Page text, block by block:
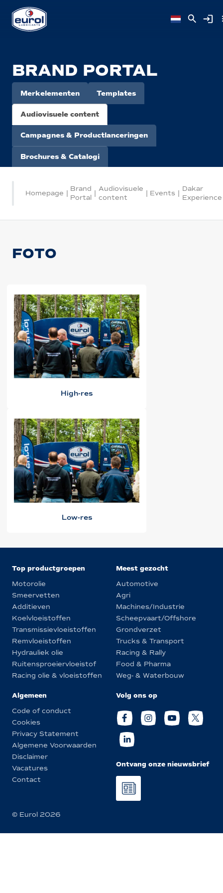
BRAND PORTAL
Merkelementen Templates
Audiovisuele content
Campagnes & Productlanceringen
Brochures & Catalogi
Homepage |
Brand
Portal
|
Audiovisuele
content
| Events |
Dakar
Experience
FOTO
High-res
Low-res
Top productgroepen
Motorolie
Smeervetten
Additieven
Koelvloeistoffen
Transmissievloeistoffen
Remvloeistoffen
Hydrauliek olie
Ruitensproeiervloeistof
Racing olie & vloeistoffen
Meest gezocht
Automotive
Agri
Machines/Industrie
Scheepvaart/Offshore
Grondverzet
Trucks & Transport
Racing & Rally
Food & Pharma
Weg- & Waterbouw
Algemeen
Code of conduct
Cookies
Privacy Statement
Algemene Voorwaarden
Disclaimer
Vacatures
Contact
Volg ons op
Ontvang onze nieuwsbrief
© Eurol 2026